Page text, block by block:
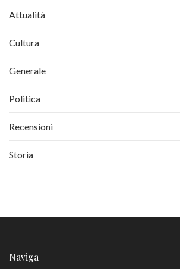
Attualità
Cultura
Generale
Politica
Recensioni
Storia
Naviga